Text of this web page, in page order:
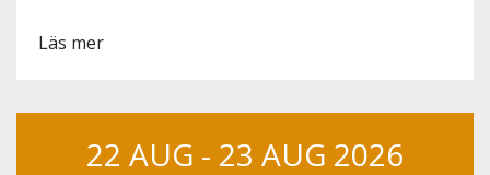
Läs mer
22 AUG - 23 AUG 2026